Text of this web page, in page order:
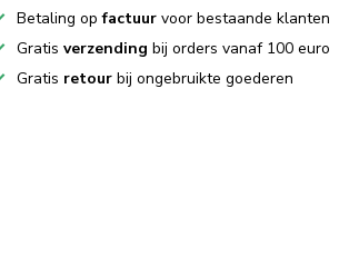
Betaling opfactuur voor bestaande klanten
Gratisverzending bij orders vanaf 100 euro
Gratis retour bij ongebruikte goederen